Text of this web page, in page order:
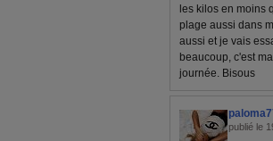
les kilos en moins
plage aussi dans
aussi et je vais
beaucoup, c'est
journée. Bisous
publié le